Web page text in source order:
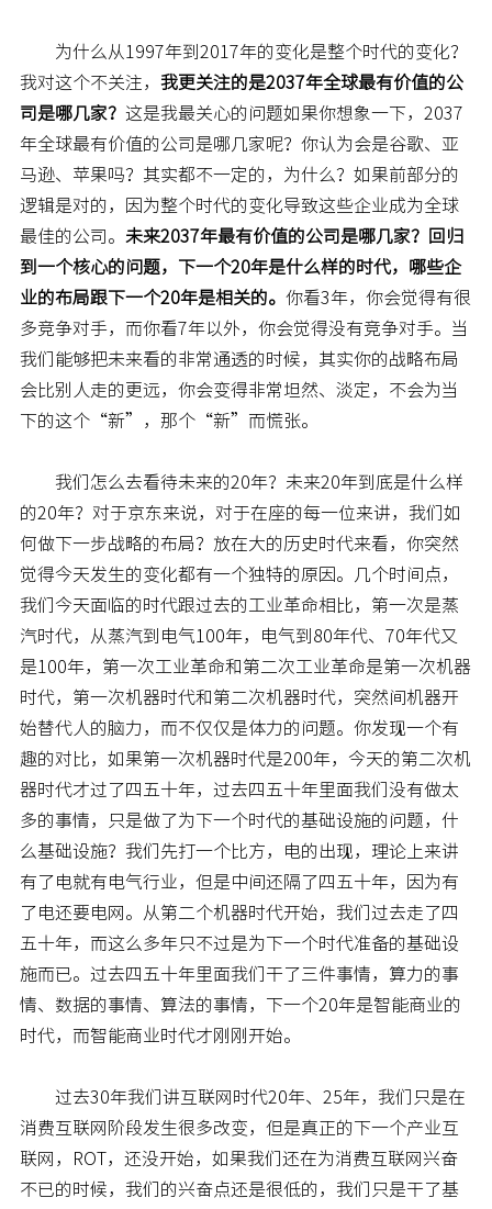
为什么从1997年到2017年的变化是整个时代的变化？
我对这个不关注， 我更关注的是2037年全球最有价值的公
司是哪几家？ 这是我最关心的问题如果你想象一下，2037
年全球最有价值的公司是哪几家呢？你认为会是谷歌、亚
马逊、苹果吗？其实都不一定的，为什么？如果前部分的
逻辑是对的，因为整个时代的变化导致这些企业成为全球
最佳的公司。 未来2037年最有价值的公司是哪几家？回归
到一个核心的问题，下一个20年是什么样的时代，哪些企
业的布局跟下一个20年是相关的。 你看3年，你会觉得有很
多竞争对手，而你看7年以外，你会觉得没有竞争对手。当
我们能够把未来看的非常通透的时候，其实你的战略布局
会比别人走的更远，你会变得非常坦然、淡定，不会为当
下的这个“新”，那个“新”而慌张。
我们怎么去看待未来的20年？未来20年到底是什么样
的20年？对于京东来说，对于在座的每一位来讲，我们如
何做下一步战略的布局？放在大的历史时代来看，你突然
觉得今天发生的变化都有一个独特的原因。几个时间点，
我们今天面临的时代跟过去的工业革命相比，第一次是蒸
汽时代，从蒸汽到电气100年，电气到80年代、70年代又
是100年，第一次工业革命和第二次工业革命是第一次机器
时代，第一次机器时代和第二次机器时代，突然间机器开
始替代人的脑力，而不仅仅是体力的问题。你发现一个有
趣的对比，如果第一次机器时代是200年，今天的第二次机
器时代才过了四五十年，过去四五十年里面我们没有做太
多的事情，只是做了为下一个时代的基础设施的问题，什
么基础设施？我们先打一个比方，电的出现，理论上来讲
有了电就有电气行业，但是中间还隔了四五十年，因为有
了电还要电网。从第二个机器时代开始，我们过去走了四
五十年，而这么多年只不过是为下一个时代准备的基础设
施而已。过去四五十年里面我们干了三件事情，算力的事
情、数据的事情、算法的事情，下一个20年是智能商业的
时代，而智能商业时代才刚刚开始。
过去30年我们讲互联网时代20年、25年，我们只是在
消费互联网阶段发生很多改变，但是真正的下一个产业互
联网，ROT，还没开始，如果我们还在为消费互联网兴奋
不已的时候，我们的兴奋点还是很低的，我们只是干了基